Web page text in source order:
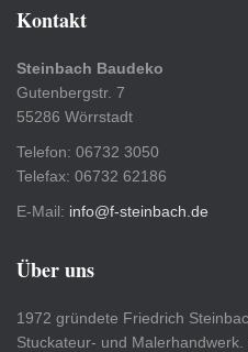
Kontakt
Steinbach Baudeko
Gutenbergstr. 7
55286 Wörrstadt
Telefon: 06732 3050
Telefax: 06732 62186
E-Mail: info@f-steinbach.de
Über uns
1972 gründete Friedrich
Stuckateur- und